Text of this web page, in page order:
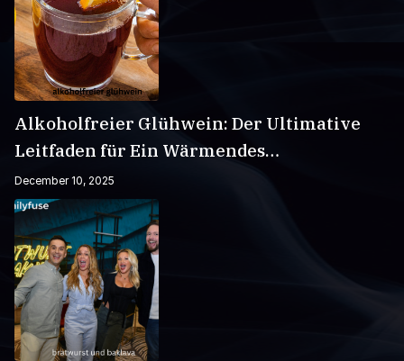
Alkoholfreier Glühwein: Der Ultimative
Leitfaden für Ein Wärmendes
Wintergetränk
December 10, 2025